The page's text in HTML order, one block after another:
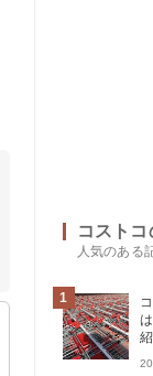
コスト
人気のある
1